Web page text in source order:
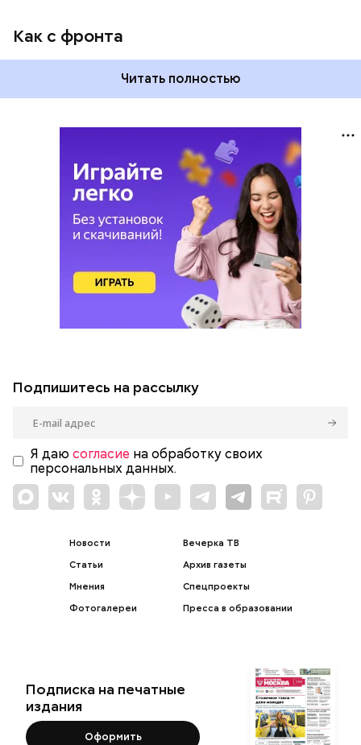
Как с фронта
Читать полностью
Подпишитесь на рассылку
Я даю согласие на обработку своих
персональных данных.
Новости
Статьи
Мнения
Фотогалереи
Вечерка ТВ
Архив газеты
Спецпроекты
Пресса в образовании
Подписка на печатные
издания
Оформить